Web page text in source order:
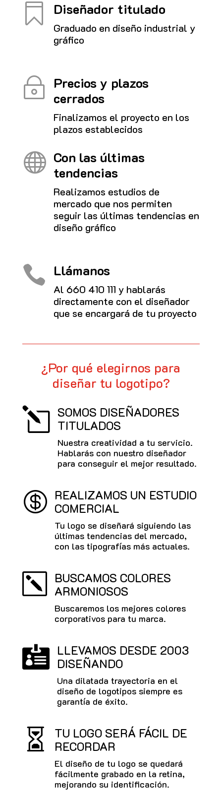
 Diseñador titulado
Graduado en diseño industrial y
gráfico
~ Precios y plazos
cerrados
Finalizamos el proyecto en los
plazos establecidos
 Con las últimas
tendencias
Realizamos estudios de
mercado que nos permiten
seguir las últimas tendencias en
diseño gráfico
 Llámanos
Al 660 410 111 y hablarás
directamente con el diseñador
que se encargará de tu proyecto
¿Por qué elegirnos para
diseñar tu logotipo?
l SOMOS DISEÑADORES
TITULADOS
Nuestra creatividad a tu servicio.
Hablarás con nuestro diseñador
para conseguir el mejor resultado.
 REALIZAMOS UN ESTUDIO
COMERCIAL
Tu logo se diseñará siguiendo las
últimas tendencias del mercado,
con las tipografías más actuales.
k
BUSCAMOS COLORES
ARMONIOSOS
Buscaremos los mejores colores
corporativos para tu marca.
 LLEVAMOS DESDE 2003
DISEÑANDO
Una dilatada trayectoria en el
diseño de logotipos siempre es
garantía de éxito.

TU LOGO SERÁ FÁCIL DE
RECORDAR
El diseño de tu logo se quedará
fácilmente grabado en la retina,
mejorando su identificación.